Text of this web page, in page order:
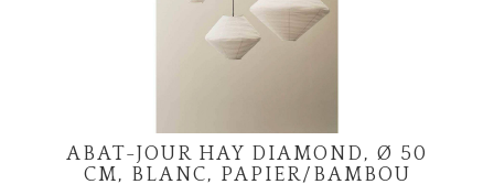
ABAT-JOUR HAY DIAMOND, Ø 50
CM, BLANC, PAPIER/BAMBOU